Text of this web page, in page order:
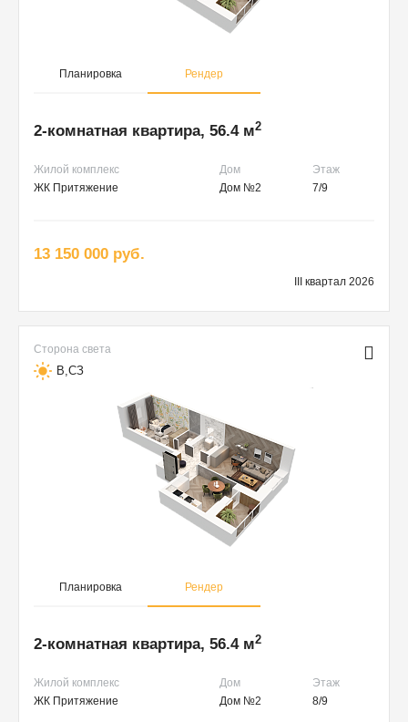
Планировка Рендер
2-комнатная квартира, 56.4 м2
Жилой комплекс Дом
Этаж
ЖК Притяжение
Дом №2 7/9
13 150 000 руб.
III квартал 2026
Сторона света
В,СЗ
Планировка Рендер
2-комнатная квартира, 56.4 м2
Жилой комплекс Дом
Этаж
ЖК Притяжение
Дом №2 8/9